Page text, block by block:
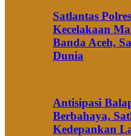
Satlantas
Kecelakaan
Banda Aceh,
Dunia
Antisipasi
Berbahaya,
Kedepankan